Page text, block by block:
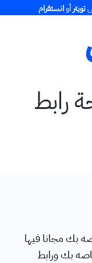
تويترأوانستقرام
رابط
بك مجانا فيها
بك ورابط